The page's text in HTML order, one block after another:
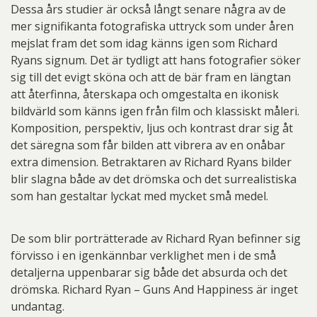
Dessa års studier är också långt senare några av de
mer signifikanta fotografiska uttryck som under åren
mejslat fram det som idag känns igen som Richard
Ryans signum. Det är tydligt att hans fotografier söker
sig till det evigt sköna och att de bär fram en längtan
att återfinna, återskapa och omgestalta en ikonisk
bildvärld som känns igen från film och klassiskt måleri.
Komposition, perspektiv, ljus och kontrast drar sig åt
det säregna som får bilden att vibrera av en onåbar
extra dimension. Betraktaren av Richard Ryans bilder
blir slagna både av det drömska och det surrealistiska
som han gestaltar lyckat med mycket små medel.
De som blir porträtterade av Richard Ryan befinner sig
förvisso i en igenkännbar verklighet men i de små
detaljerna uppenbarar sig både det absurda och det
drömska. Richard Ryan – Guns And Happiness är inget
undantag.